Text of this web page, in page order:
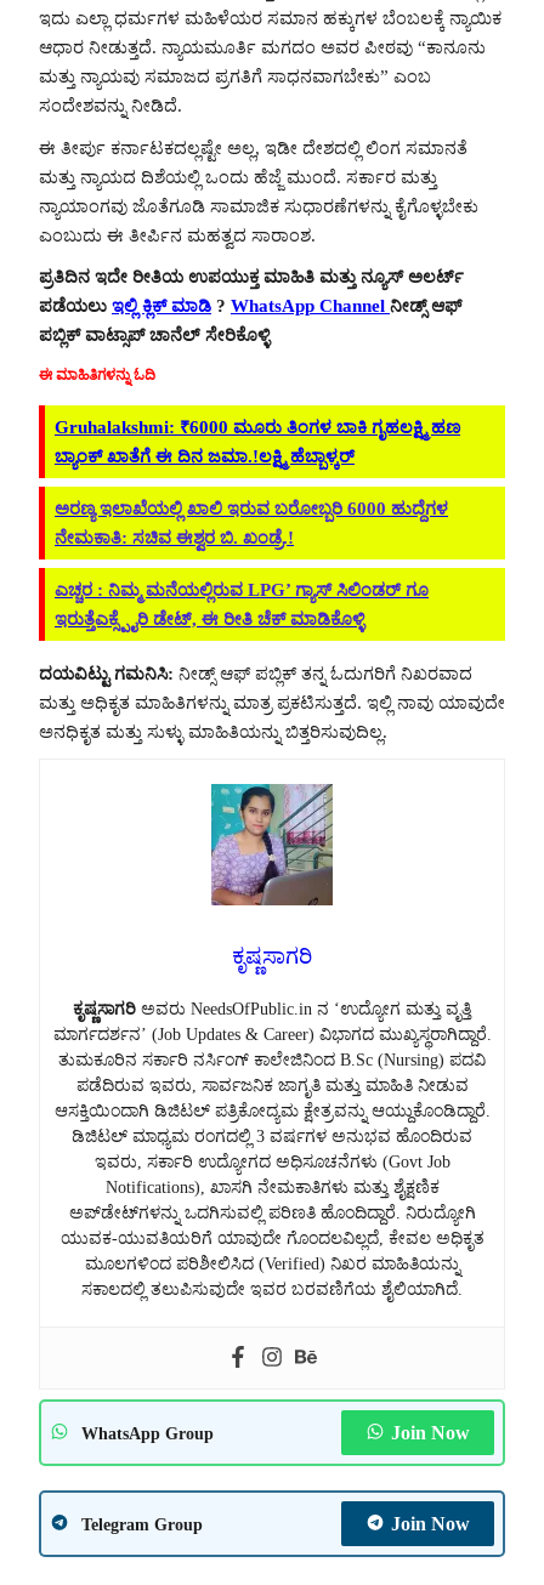
ಇದು ಎಲ್ಲಾ ಧರ್ಮಗಳ ಮಹಿಳೆಯರ ಸಮಾನ ಹಕ್ಕುಗಳ ಬೆಂಬಲಕ್ಕೆ ನ್ಯಾಯಿಕ
ಆಧಾರ ನೀಡುತ್ತದೆ. ನ್ಯಾಯಮೂರ್ತಿ ಮಗದಂ ಅವರ ಪೀಠವು “ಕಾನೂನು
ಮತ್ತು ನ್ಯಾಯವು ಸಮಾಜದ ಪ್ರಗತಿಗೆ ಸಾಧನವಾಗಬೇಕು” ಎಂಬ
ಸಂದೇಶವನ್ನು ನೀಡಿದೆ.
ಈ ತೀರ್ಪು ಕರ್ನಾಟಕದಲ್ಲಷ್ಟೇ ಅಲ್ಲ, ಇಡೀ ದೇಶದಲ್ಲಿ ಲಿಂಗ ಸಮಾನತೆ
ಮತ್ತು ನ್ಯಾಯದ ದಿಶೆಯಲ್ಲಿ ಒಂದು ಹೆಜ್ಜೆ ಮುಂದೆ. ಸರ್ಕಾರ ಮತ್ತು
ನ್ಯಾಯಾಂಗವು ಜೊತೆಗೂಡಿ ಸಾಮಾಜಿಕ ಸುಧಾರಣೆಗಳನ್ನು ಕೈಗೊಳ್ಳಬೇಕು
ಎಂಬುದು ಈ ತೀರ್ಪಿನ ಮಹತ್ವದ ಸಾರಾಂಶ.
ಪ್ರತಿದಿನ ಇದೇ ರೀತಿಯ ಉಪಯುಕ್ತ ಮಾಹಿತಿ ಮತ್ತು ನ್ಯೂಸ್ ಅಲರ್ಟ್
ಪಡೆಯಲು ಇಲ್ಲಿ ಕ್ಲಿಕ್ ಮಾಡಿ ? WhatsApp Channel ನೀಡ್ಸ್ ಆಫ್
ಪಬ್ಲಿಕ್ ವಾಟ್ಸಾಪ್ ಚಾನೆಲ್ ಸೇರಿಕೊಳ್ಳಿ
ಈ ಮಾಹಿತಿಗಳನ್ನು ಓದಿ
Gruhalakshmi: ₹6000 ಮೂರು ತಿಂಗಳ ಬಾಕಿ ಗೃಹಲಕ್ಷ್ಮಿ ಹಣ
ಬ್ಯಾಂಕ್ ಖಾತೆಗೆ ಈ ದಿನ ಜಮಾ.!ಲಕ್ಷ್ಮಿ ಹೆಬ್ಬಾಳ್ಕರ್
ಅರಣ್ಯ ‌ಇಲಾಖೆಯಲ್ಲಿ ಖಾಲಿ ಇರುವ ಬರೋಬ್ಬರಿ 6000 ಹುದ್ದೆಗಳ
ನೇಮಕಾತಿ: ಸಚಿವ ಈಶ್ವರ ಬಿ. ಖಂಡ್ರೆ.!
ಎಚ್ಚರ : ನಿಮ್ಮ ಮನೆಯಲ್ಲಿರುವ LPG’ ಗ್ಯಾಸ್ ಸಿಲಿಂಡರ್ ಗೂ
ಇರುತ್ತೆಎಕ್ಸ್ಪೈರಿ ಡೇಟ್, ಈ ರೀತಿ ಚೆಕ್ ಮಾಡಿಕೊಳ್ಳಿ
ದಯವಿಟ್ಟು ಗಮನಿಸಿ: ನೀಡ್ಸ್ ಆಫ್ ಪಬ್ಲಿಕ್ ತನ್ನ ಓದುಗರಿಗೆ ನಿಖರವಾದ
ಮತ್ತು ಅಧಿಕೃತ ಮಾಹಿತಿಗಳನ್ನು ಮಾತ್ರ ಪ್ರಕಟಿಸುತ್ತದೆ. ಇಲ್ಲಿ ನಾವು ಯಾವುದೇ
ಅನಧಿಕೃತ ಮತ್ತು ಸುಳ್ಳು ಮಾಹಿತಿಯನ್ನು ಬಿತ್ತರಿಸುವುದಿಲ್ಲ.
ಕೃಷ್ಣಸಾಗರಿ
ಕೃಷ್ಣಸಾಗರಿ ಅವರು NeedsOfPublic.in ನ ‘ಉದ್ಯೋಗ ಮತ್ತು ವೃತ್ತಿ
ಮಾರ್ಗದರ್ಶನ’ (Job Updates & Career) ವಿಭಾಗದ ಮುಖ್ಯಸ್ಥರಾಗಿದ್ದಾರೆ.
ತುಮಕೂರಿನ ಸರ್ಕಾರಿ ನರ್ಸಿಂಗ್ ಕಾಲೇಜಿನಿಂದ B.Sc (Nursing) ಪದವಿ
ಪಡೆದಿರುವ ಇವರು, ಸಾರ್ವಜನಿಕ ಜಾಗೃತಿ ಮತ್ತು ಮಾಹಿತಿ ನೀಡುವ
ಆಸಕ್ತಿಯಿಂದಾಗಿ ಡಿಜಿಟಲ್ ಪತ್ರಿಕೋದ್ಯಮ ಕ್ಷೇತ್ರವನ್ನು ಆಯ್ದುಕೊಂಡಿದ್ದಾರೆ.
ಡಿಜಿಟಲ್ ಮಾಧ್ಯಮ ರಂಗದಲ್ಲಿ 3 ವರ್ಷಗಳ ಅನುಭವ ಹೊಂದಿರುವ
ಇವರು, ಸರ್ಕಾರಿ ಉದ್ಯೋಗದ ಅಧಿಸೂಚನೆಗಳು (Govt Job
Notifications), ಖಾಸಗಿ ನೇಮಕಾತಿಗಳು ಮತ್ತು ಶೈಕ್ಷಣಿಕ
ಅಪ್‌ಡೇಟ್‌ಗಳನ್ನು ಒದಗಿಸುವಲ್ಲಿ ಪರಿಣತಿ ಹೊಂದಿದ್ದಾರೆ. ನಿರುದ್ಯೋಗಿ
ಯುವಕ-ಯುವತಿಯರಿಗೆ ಯಾವುದೇ ಗೊಂದಲವಿಲ್ಲದೆ, ಕೇವಲ ಅಧಿಕೃತ
ಮೂಲಗಳಿಂದ ಪರಿಶೀಲಿಸಿದ (Verified) ನಿಖರ ಮಾಹಿತಿಯನ್ನು
ಸಕಾಲದಲ್ಲಿ ತಲುಪಿಸುವುದೇ ಇವರ ಬರವಣಿಗೆಯ ಶೈಲಿಯಾಗಿದೆ.
WhatsApp Group Join Now
Telegram Group Join Now